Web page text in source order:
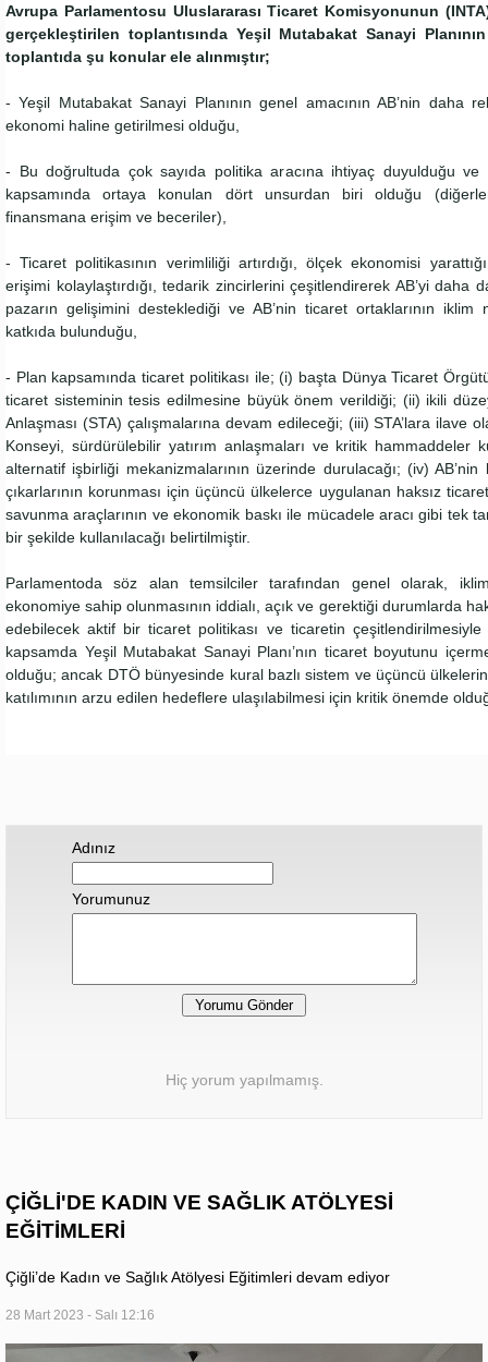
Avrupa Parlamentosu Uluslararası Ticaret Komisyonunun
gerçekleştirilen toplantısında Yeşil Mutabakat Sanayi
toplantıda şu konular ele alınmıştır;
- Yeşil Mutabakat Sanayi Planının genel amacının AB’nin daha
ekonomi haline getirilmesi olduğu,
- Bu doğrultuda çok sayıda politika aracına ihtiyaç duyulduğu ve
kapsamında ortaya konulan dört unsurdan biri olduğu
finansmana erişim ve beceriler),
- Ticaret politikasının verimliliği artırdığı, ölçek ekonomisi
erişimi kolaylaştırdığı, tedarik zincirlerini çeşitlendirerek AB’yi daha
pazarın gelişimini desteklediği ve AB’nin ticaret ortaklarının iklim
katkıda bulunduğu,
- Plan kapsamında ticaret politikası ile; (i) başta Dünya Ticaret
ticaret sisteminin tesis edilmesine büyük önem verildiği; (ii) ikili
Anlaşması (STA) çalışmalarına devam edileceği; (iii) STA’lara ilave
Konseyi, sürdürülebilir yatırım anlaşmaları ve kritik hammaddeler
alternatif işbirliği mekanizmalarının üzerinde durulacağı; (iv)
çıkarlarının korunması için üçüncü ülkelerce uygulanan haksız
savunma araçlarının ve ekonomik baskı ile mücadele aracı gibi tek
bir şekilde kullanılacağı belirtilmiştir.
Parlamentoda söz alan temsilciler tarafından genel olarak,
ekonomiye sahip olunmasının iddialı, açık ve gerektiği durumlarda
edebilecek aktif bir ticaret politikası ve ticaretin
kapsamda Yeşil Mutabakat Sanayi Planı’nın ticaret boyutunu
olduğu; ancak DTÖ bünyesinde kural bazlı sistem ve üçüncü
katılımının arzu edilen hedeflere ulaşılabilmesi için kritik önemde
Adınız
Yorumunuz
Hiç yorum yapılmamış.
ÇİĞLİ'DE KADIN VE SAĞLIK ATÖLYESİ
EĞİTİMLERİ
Çiğli’de Kadın ve Sağlık Atölyesi Eğitimleri devam ediyor
28 Mart 2023 - Salı 12:16